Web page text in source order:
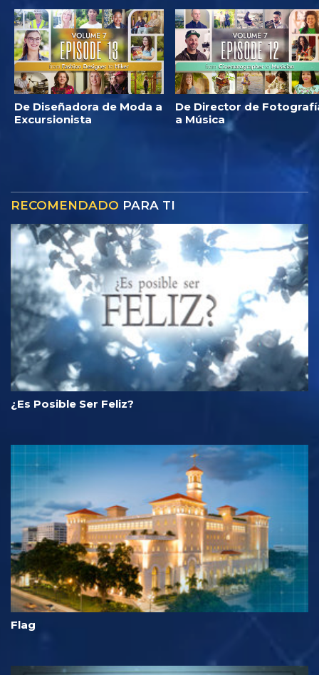
De Diseñadora de Moda a
Excursionista
De Director de
a Música
RECOMENDADO PARA TI
¿Es Posible Ser Feliz?
Flag